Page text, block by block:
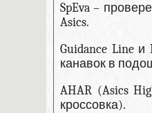
SpEva –
Asics.
Guidance Line
канавок в
AHAR (Asics
кроссовка).